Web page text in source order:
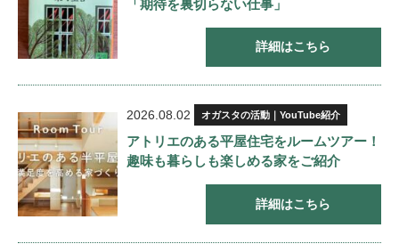
「期待を裏切らない仕事」
詳細はこちら
2026.08.02 オガスタの活動｜YouTube紹介
アトリエのある平屋住宅をルームツアー！
趣味も暮らしも楽しめる家をご紹介
詳細はこちら